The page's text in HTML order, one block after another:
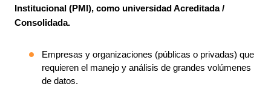
Institucional (PMI), como universidad Acreditada /
Consolidada.
Empresas y organizaciones (públicas o privadas) que
requieren el manejo y análisis de grandes volúmenes
de datos.